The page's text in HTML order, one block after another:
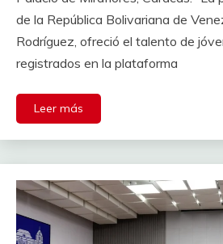
de la República Bolivariana de
Rodríguez, ofreció el talento de
registrados en la plataforma
Leer más